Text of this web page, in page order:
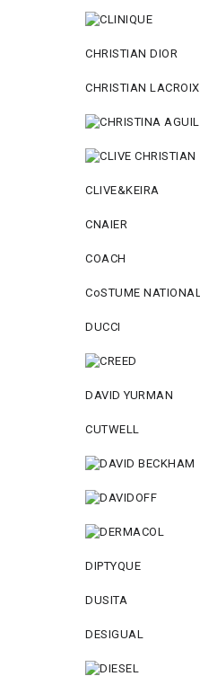
CHRISTIAN DIOR
CHRISTIAN LACROIX
CLIVE&KEIRA
CNAIER
COACH
CoSTUME NATIONAL
DUCCI
DAVID YURMAN
CUTWELL
DIPTYQUE
DUSITA
DESIGUAL